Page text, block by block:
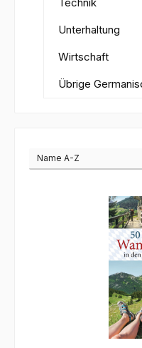
Unterhaltung
Wirtschaft
Übrige